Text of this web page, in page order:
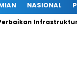
NASIONAL
Infrastruktur